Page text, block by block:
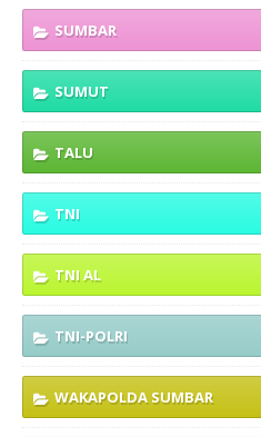
SUMBAR
SUMUT
TALU
TNI
TNI AL
TNI-POLRI
WAKAPOLDA SUMBAR